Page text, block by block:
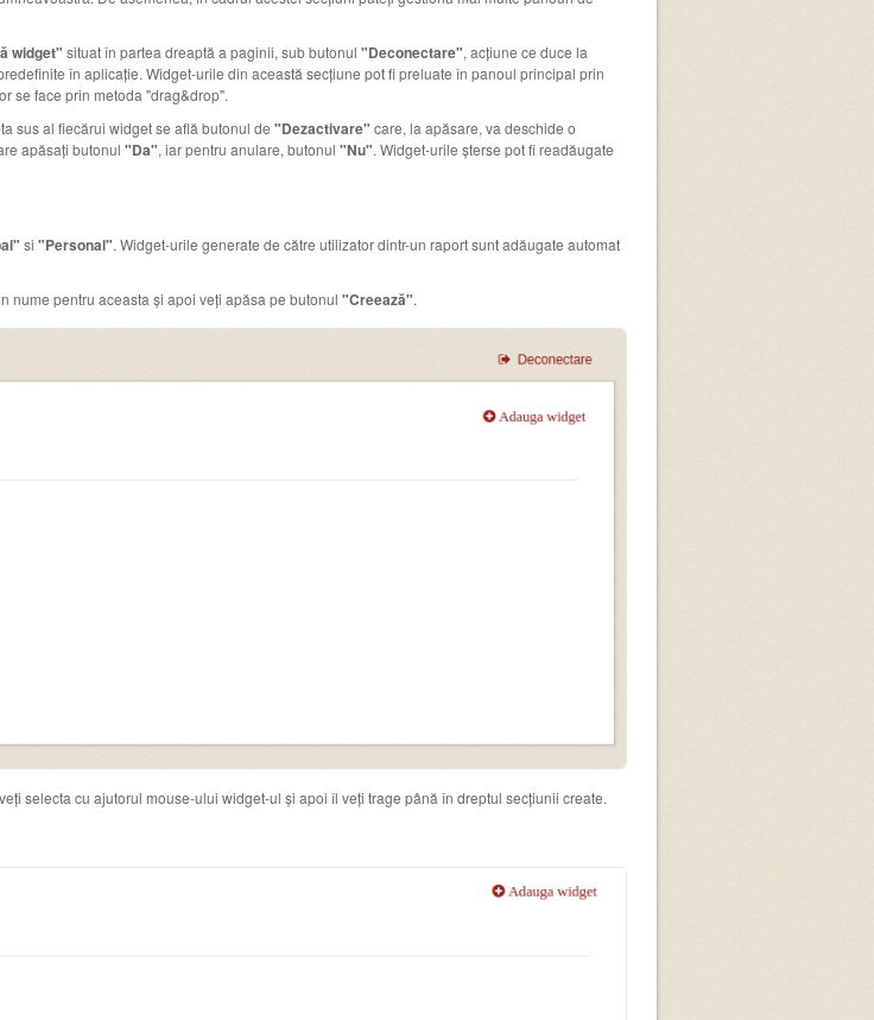
widget" situat în partea dreaptă a paginii, sub butonul "Deconectare", acțiune ce duce la
în aplicație. Widget-urile din această secțiune pot fi preluate în panoul principal prin
se face prin metoda "drag&drop".
sus al fiecărui widget se află butonul de "Dezactivare" care, la apăsare, va deschide o
apăsați butonul "Da", iar pentru anulare, butonul "Nu". Widget-urile șterse pot fi readăugate
si "Personal". Widget-urile generate de către utilizator dintr-un raport sunt adăugate automat
nume pentru aceasta și apoi veți apăsa pe butonul "Creează".
selecta cu ajutorul mouse-ului widget-ul și apoi îl veți trage până în dreptul secțiunii create.